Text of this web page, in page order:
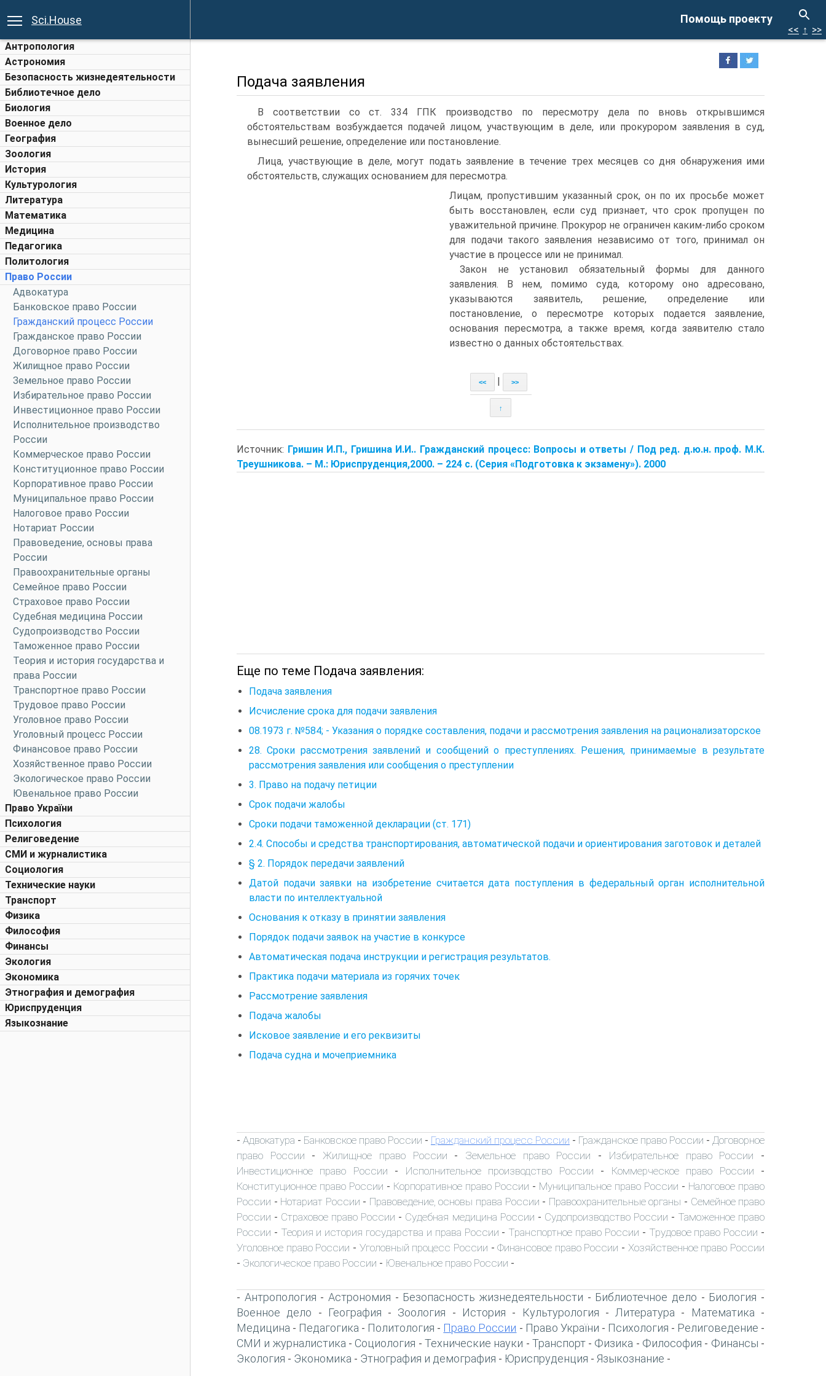
Помощь проекту
Sci.House
Антропология
Астрономия
Безопасность жизнедеятельности
Библиотечное дело
Биология
Военное дело
География
Зоология
История
Культурология
Литература
Математика
Медицина
Педагогика
Политология
Право России
Адвокатура
Банковское право России
Гражданский процесс России
Гражданское право России
Договорное право России
Жилищное право России
Земельное право России
Избирательное право России
Инвестиционное право России
Исполнительное производство
России
Коммерческое право России
Конституционное право России
Корпоративное право России
Муниципальное право России
Налоговое право России
Нотариат России
Правоведение, основы права
России
Правоохранительные органы
Семейное право России
Страховое право России
Судебная медицина России
Судопроизводство России
Таможенное право России
Теория и история государства и
права России
Транспортное право России
Трудовое право России
Уголовное право России
Уголовный процесс России
Финансовое право России
Хозяйственное право России
Экологическое право России
Ювенальное право России
Право України
Психология
Религоведение
СМИ и журналистика
Социология
Технические науки
Транспорт
Физика
Философия
Финансы
Экология
Экономика
Этнография и демография
Юриспруденция
Языкознание
<< ↑ >>
Подача заявления
В соответствии со ст. 334 ГПК производство по пересмотру дела по вновь открывшимся
обстоятельствам возбуждается подачей лицом, участвующим в деле, или прокурором заявления в суд,
вынесший решение, определение или постановление.
Лица, участвующие в деле, могут подать заявление в течение трех месяцев со дня обнаружения ими
обстоятельств, служащих основанием для пересмотра.
Лицам, пропустившим указанный срок, он по их просьбе может
быть восстановлен, если суд признает, что срок пропущен по
уважительной причине. Прокурор не ограничен каким-либо сроком
для подачи такого заявления независимо от того, принимал он
участие в процессе или не принимал.
Закон не установил обязательный формы для данного
заявления. В нем, помимо суда, которому оно адресовано,
указываются заявитель, решение, определение или
постановление, о пересмотре которых подается заявление,
основания пересмотра, а также время, когда заявителю стало
известно о данных обстоятельствах.
<< >>
↑
Источник: Гришин И.П., Гришина И.И.. Гражданский процесс: Вопросы и ответы / Под ред. д.ю.н. проф. М.К.
Треушникова. – М.: Юриспруденция,2000. – 224 с. (Серия «Подготовка к экзамену»). 2000
Еще по теме Подача заявления:
Подача заявления
Исчисление срока для подачи заявления
08.1973 г. №584; - Указания о порядке составления, подачи и рассмотрения заявления на рационализаторское
28. Сроки рассмотрения заявлений и сообщений о преступлениях. Решения, принимаемые в результате
рассмотрения заявления или сообщения о преступлении
3. Право на подачу петиции
Срок подачи жалобы
Сроки подачи таможенной декларации (ст. 171)
2.4. Способы и средства транспортирования, автоматической подачи и ориентирования заготовок и деталей
§ 2. Порядок передачи заявлений
Датой подачи заявки на изобретение считается дата поступления в федеральный орган исполнительной
власти по интеллектуальной
Основания к отказу в принятии заявления
Порядок подачи заявок на участие в конкурсе
Автоматическая подача инструкции и регистрация результатов.
Практика подачи материала из горячих точек
Рассмотрение заявления
Подача жалобы
Исковое заявление и его реквизиты
Подача судна и мочеприемника
- Адвокатура - Банковское право России - Гражданский процесс России - Гражданское право России - Договорное
право России - Жилищное право России - Земельное право России - Избирательное право России -
Инвестиционное право России - Исполнительное производство России - Коммерческое право России -
Конституционное право России - Корпоративное право России - Муниципальное право России - Налоговое право
России - Нотариат России - Правоведение, основы права России - Правоохранительные органы - Семейное право
России - Страховое право России - Судебная медицина России - Судопроизводство России - Таможенное право
России - Теория и история государства и права России - Транспортное право России - Трудовое право России -
Уголовное право России - Уголовный процесс России -Финансовое право России - Хозяйственное право России
- Экологическое право России - Ювенальное право России -
- Антропология -Астрономия - Безопасность жизнедеятельности - Библиотечное дело - Биология -
Военное дело - География - Зоология - История - Культурология - Литература - Математика -
Медицина - Педагогика - Политология - Право России - Право України - Психология - Религоведение -
СМИ и журналистика - Социология - Технические науки - Транспорт- Физика - Философия - Финансы -
Экология - Экономика - Этнография и демография - Юриспруденция - Языкознание -